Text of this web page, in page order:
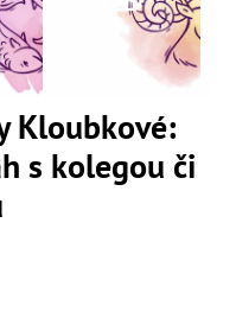
Kloubkové:
s kolegou či